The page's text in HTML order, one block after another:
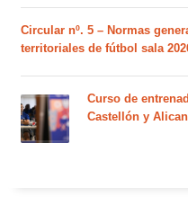
Circular nº. 5 – Normas
territoriales de fútbol sala
Curso de
Castellón y